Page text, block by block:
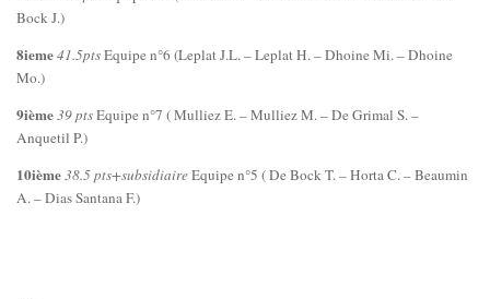
Bock J.)
8ieme41.5ptsEquipe n°6 (Leplat J.L. – Leplat H. – Dhoine Mi. – Dhoine
Mo.)
9ième39 ptsEquipe n°7 ( Mulliez E. – Mulliez M. – De Grimal S. –
Anquetil P.)
10ième38.5 pts+subsidiaireEquipe n°5 ( De Bock T. – Horta C. – Beaumin
A. – Dias Santana F.)